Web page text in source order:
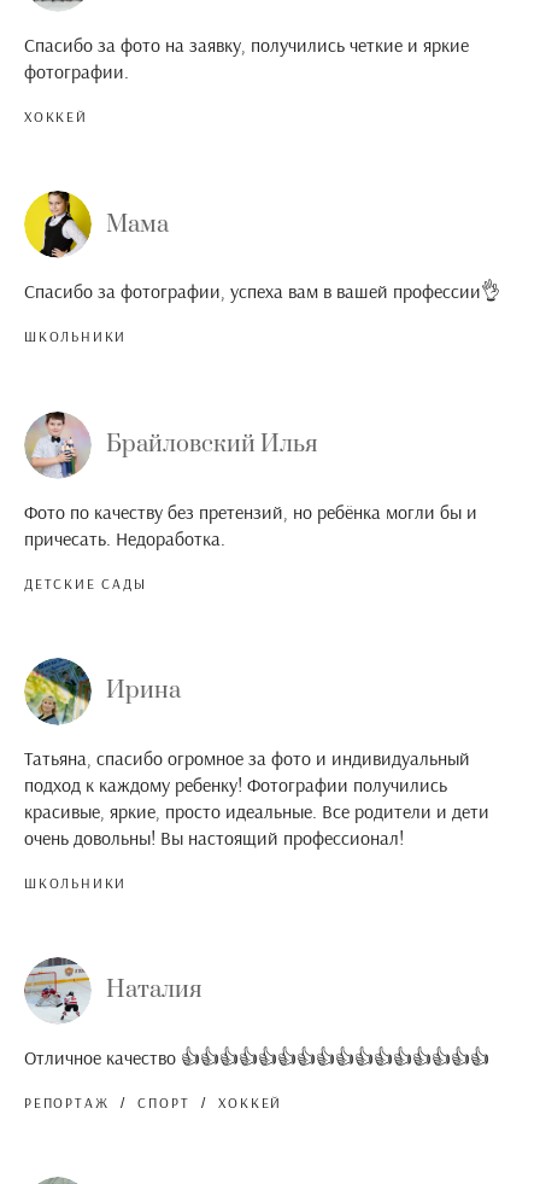
Спасибо за фото на заявку, получились четкие и яркие
фотографии.
ХОККЕЙ
Мама
Спасибо за фотографии, успеха вам в вашей профессии👌
ШКОЛЬНИКИ
Брайловский Илья
Фото по качеству без претензий, но ребёнка могли бы и
причесать. Недоработка.
ДЕТСКИЕ САДЫ
Ирина
Татьяна, спасибо огромное за фото и индивидуальный
подход к каждому ребенку! Фотографии получились
красивые, яркие, просто идеальные. Все родители и дети
очень довольны! Вы настоящий профессионал!
ШКОЛЬНИКИ
Наталия
Отличное качество 👍👍👍👍👍👍👍👍👍👍👍👍👍👍👍👍
РЕПОРТАЖ СПОРТ ХОККЕЙ